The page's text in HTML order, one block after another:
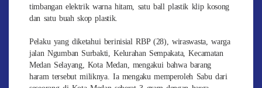
timbangan elektrik warna hitam, satu ball plastik klip kosong
dan satu buah skop plastik.
Pelaku yang diketahui berinisial RBP (28), wiraswasta, warga
jalan Ngumban Surbakti, Kelurahan Sempakata, Kecamatan
Medan Selayang, Kota Medan, mengakui bahwa barang
haram tersebut miliknya. Ia mengaku memperoleh Sabu dari